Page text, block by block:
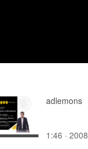
adlemons
1:46 · 2008